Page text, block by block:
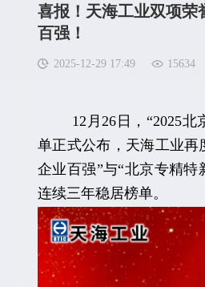
喜报！天海工业双项荣
百强！
2025-12-29 17:49 15634
12月26日，“2025
单正式公布，天海工业再
企业百强”与“北京专精特
连续三年稳居榜单。